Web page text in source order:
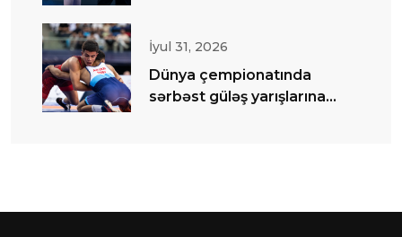
İyul 31, 2026
Dünya çempionatında
sərbəst güləş yarışlarına